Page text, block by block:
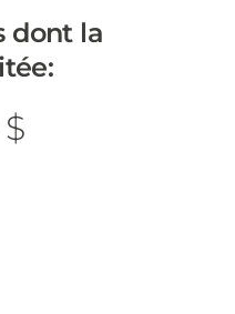
dont la